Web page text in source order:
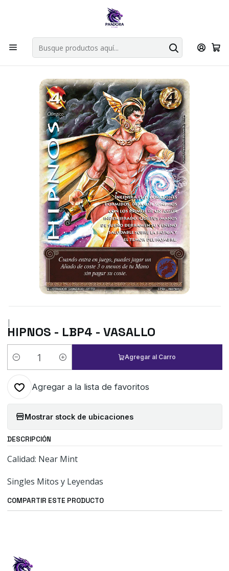
Por compras en cartas singles superiores a 49.990 el envio es
Explorar singles
Inicio Juegos de cartas TCG Mitos y Leyendas TCG
Singles Primer Bloque MYL Aliado HIPNOS - LBP4 - VASALLO
|
HIPNOS - LBP4 - VASALLO
Cantidad
Agregar al Carro
Agregar a la lista de favoritos
Mostrar stock de ubicaciones
DESCRIPCIÓN
Calidad: Near Mint
Singles Mitos y Leyendas
COMPARTIR ESTE PRODUCTO